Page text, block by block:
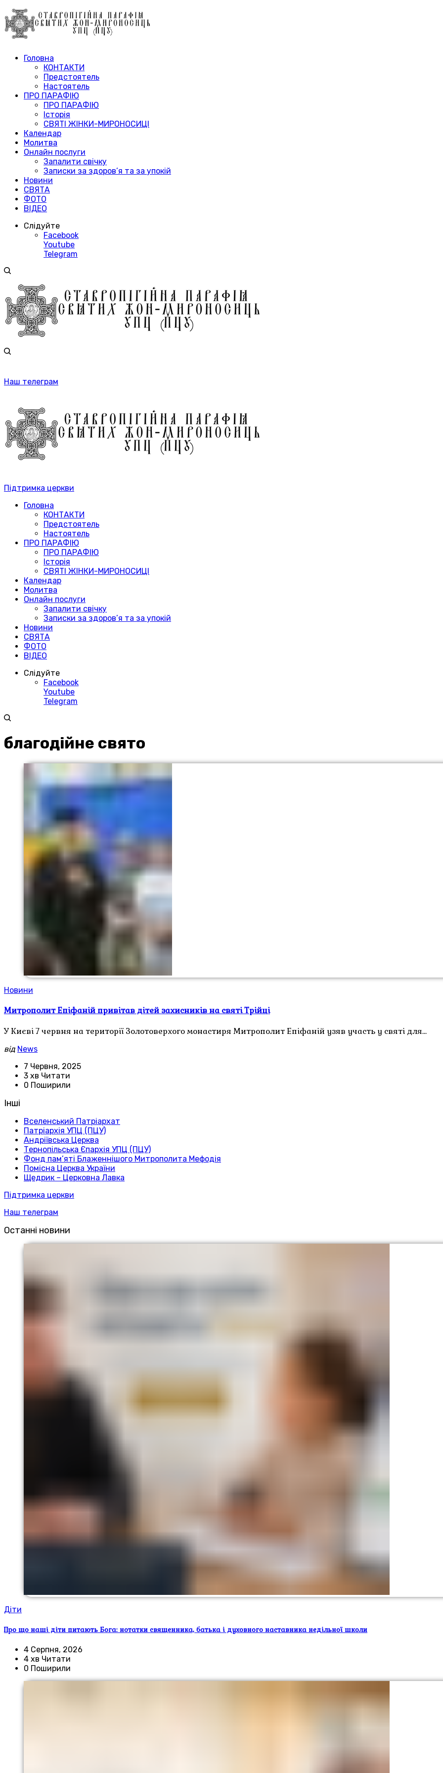
Головна
КОНТАКТИ
Предстоятель
Настоятель
ПРО ПАРАФІЮ
ПРО ПАРАФІЮ
Історія
СВЯТІ ЖІНКИ-МИРОНОСИЦІ
Календар
Молитва
Онлайн послуги
Запалити свічку
Записки за здоров’я та за упокій
Новини
СВЯТА
ФОТО
ВІДЕО
Слідуйте
Facebook
Youtube
Telegram
Наш телеграм
Підтримка церкви
Головна
КОНТАКТИ
Предстоятель
Настоятель
ПРО ПАРАФІЮ
ПРО ПАРАФІЮ
Історія
СВЯТІ ЖІНКИ-МИРОНОСИЦІ
Календар
Молитва
Онлайн послуги
Запалити свічку
Записки за здоров’я та за упокій
Новини
СВЯТА
ФОТО
ВІДЕО
Слідуйте
Facebook
Youtube
Telegram
благодійне свято
Новини
Митрополит Епіфаній привітав дітей захисників на святі Трійці
У Києві 7 червня на території Золотоверхого монастиря Митрополит Епіфаній узяв участь у святі для…
від News
7 Червня, 2025
3 хв Читати
0 Поширили
Інші
Вселенський Патріархат
Патріархія УПЦ (ПЦУ)
Андріївська Церква
Тернопільська Єпархія УПЦ (ПЦУ)
Фонд пам’яті Блаженнішого Митрополита Мефодія
Помісна Церква України
Щедрик – Церковна Лавка
Підтримка церкви
Наш телеграм
Останні новини
Діти
Про що наші діти питають Бога: нотатки священника, батька і духовного наставника недільної школи
4 Серпня, 2026
4 хв Читати
0 Поширили